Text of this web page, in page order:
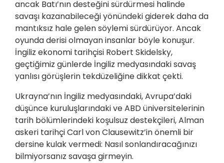
ancak Batı’nın desteğini sürdürmesi halinde
savaşı kazanabileceği yönündeki giderek daha da
mantıksız hale gelen söylemi sürdürüyor. Ancak
oyunda derisi olmayan insanlar böyle konuşur.
İngiliz ekonomi tarihçisi Robert Skidelsky,
geçtiğimiz günlerde İngiliz medyasındaki savaş
yanlısı görüşlerin tekdüzeliğine dikkat çekti.
Ukrayna’nın İngiliz medyasındaki, Avrupa’daki
düşünce kuruluşlarındaki ve ABD üniversitelerinin
tarih bölümlerindeki koşulsuz destekçileri, Alman
askeri tarihçi Carl von Clausewitz’in önemli bir
dersine kulak vermedi: Nasıl sonlandıracağınızı
bilmiyorsanız savaşa girmeyin.